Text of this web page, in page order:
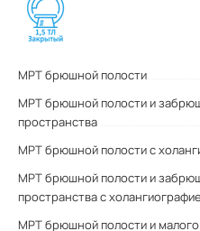
МРТ брюшной полости
МРТ брюшной полости и
пространства
МРТ брюшной полости с
МРТ брюшной полости и
пространства с
МРТ брюшной полости и малого